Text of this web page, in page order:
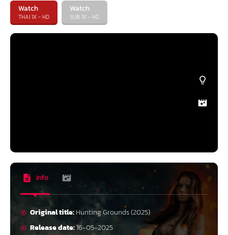
Watch
THAI 1X - HD
Watch
SUB 1X - HD
Info
Original title:Hunting Grounds (2025)
Release date:16-05-2025